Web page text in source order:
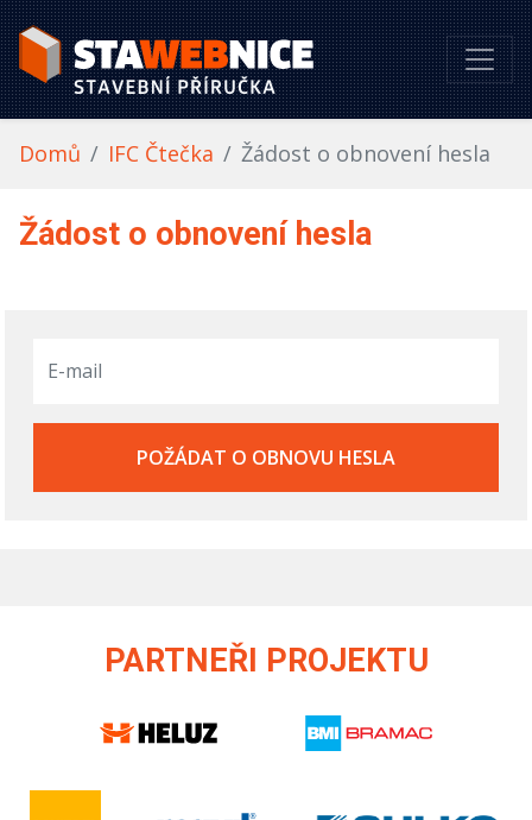
Domů IFC Čtečka Žádost o obnovení hesla
Žádost o obnovení hesla
POŽÁDAT O OBNOVU HESLA
PARTNEŘI PROJEKTU